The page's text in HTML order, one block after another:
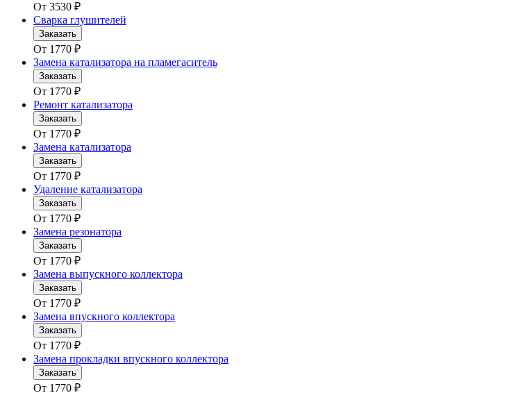
От 3530 ₽
Сварка глушителей
Заказать
От 1770 ₽
Замена катализатора на пламегаситель
Заказать
От 1770 ₽
Ремонт катализатора
Заказать
От 1770 ₽
Замена катализатора
Заказать
От 1770 ₽
Удаление катализатора
Заказать
От 1770 ₽
Замена резонатора
Заказать
От 1770 ₽
Замена выпускного коллектора
Заказать
От 1770 ₽
Замена впускного коллектора
Заказать
От 1770 ₽
Замена прокладки впускного коллектора
Заказать
От 1770 ₽